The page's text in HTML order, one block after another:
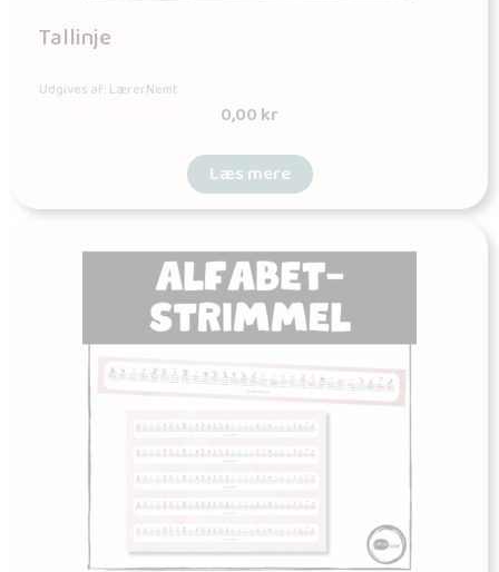
Tallinje
Udgives af: LærerNemt
0,00kr
Læs mere